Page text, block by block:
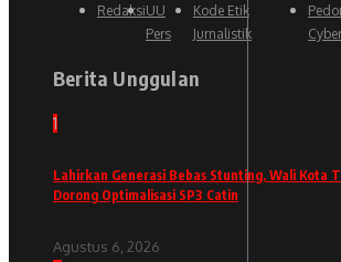
RedaksiUU
Pers
Kode Etik
Jurnalistik
Berita Unggulan
1
Lahirkan Generasi Bebas Stunting, Wali Kota
Dorong Optimalisasi SP3 Catin
Agustus 6, 2026